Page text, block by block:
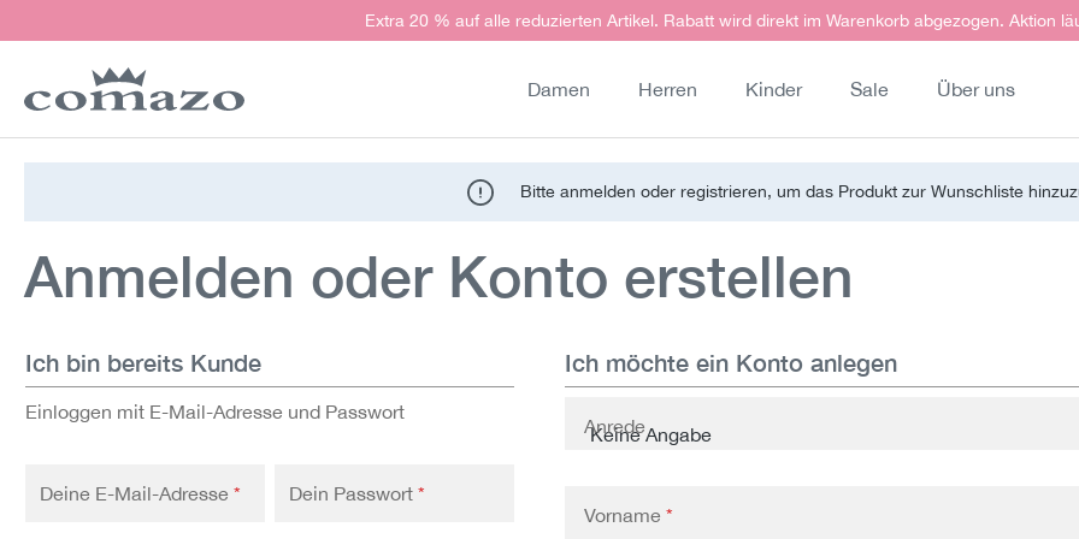
Zur Hauptnavigation springenExtra 20 % auf alle reduzierten Artikel. Rabatt wird direkt im Warenkorb abgezogen. Aktion
Damen Herren Kinder Sale Über uns
Bitte anmelden oder registrieren, um das Produkt zur Wunschliste
Anmelden oder Konto erstellen
Ich bin bereits Kunde
Einloggen mit E-Mail-Adresse und Passwort
Deine E-Mail-Adresse * Dein Passwort *
Ich möchte ein Konto anlegen
Persönliche Informationen
Anrede
Vorname *